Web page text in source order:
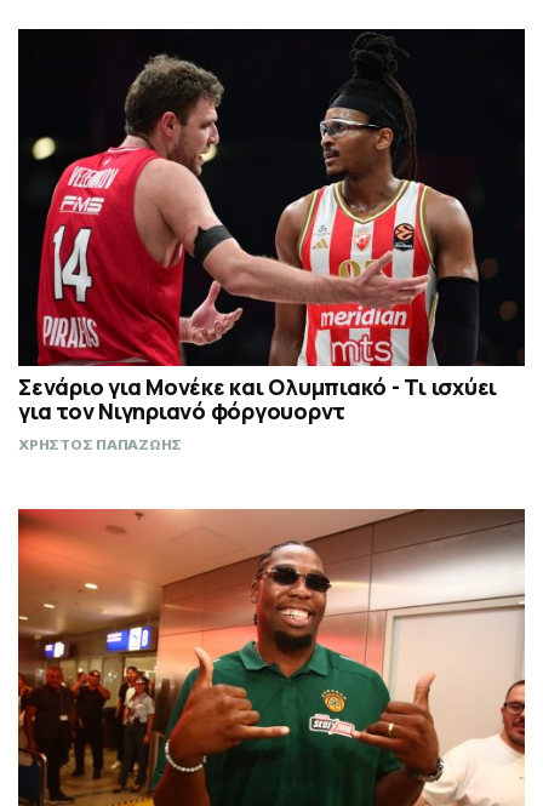
Σενάριο για Μονέκε και Ολυμπιακό - Τι ισχύει
για τον Νιγηριανό φόργουορντ
ΧΡΗΣΤΟΣ ΠΑΠΑΖΩΗΣ